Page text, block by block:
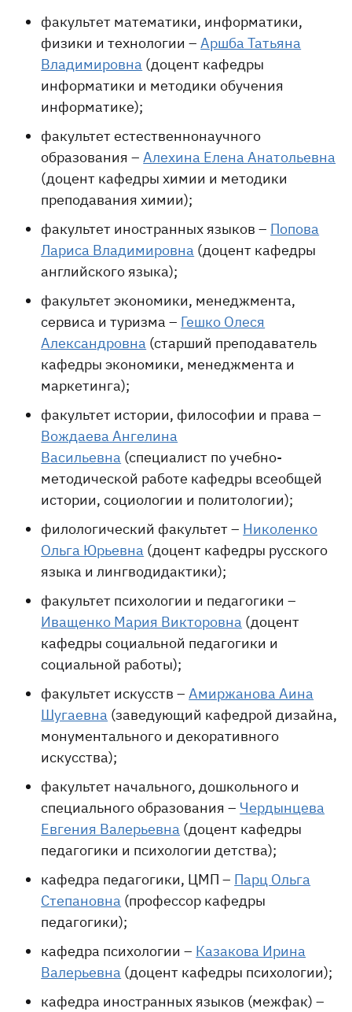
факультет математики, информатики,
физики и технологии –Аршба Татьяна
Владимировна (доцент кафедры
информатики и методики обучения
информатике);
факультет естественнонаучного
образования –Алехина Елена Анатольевна
(доцент кафедры химии и методики
преподавания химии);
факультет иностранных языков – Попова
Лариса Владимировна (доцент кафедры
английского языка);
факультет экономики, менеджмента,
сервиса и туризма – Гешко Олеся
Александровна (старший преподаватель
кафедры экономики, менеджмента и
маркетинга);
факультет истории, философии и права –
Вождаева Ангелина
Васильевна (специалист по учебно-
методической работе кафедры всеобщей
истории, социологии и политологии);
филологический факультет – Николенко
Ольга Юрьевна (доцент кафедры русского
языка и лингводидактики);
факультет психологии и педагогики –
Иващенко Мария Викторовна (доцент
кафедры социальной педагогики и
социальной работы);
факультет искусств –Амиржанова Аина
Шугаевна (заведующий кафедрой дизайна,
монументального и декоративного
искусства);
факультет начального, дошкольного и
специального образования – Чердынцева
Евгения Валерьевна (доцент кафедры
педагогики и психологии детства);
кафедра педагогики, ЦМП – Парц Ольга
Степановна (профессор кафедры
педагогики);
кафедра психологии – Казакова Ирина
Валерьевна (доцент кафедры психологии);
кафедра иностранных языков (межфак) –